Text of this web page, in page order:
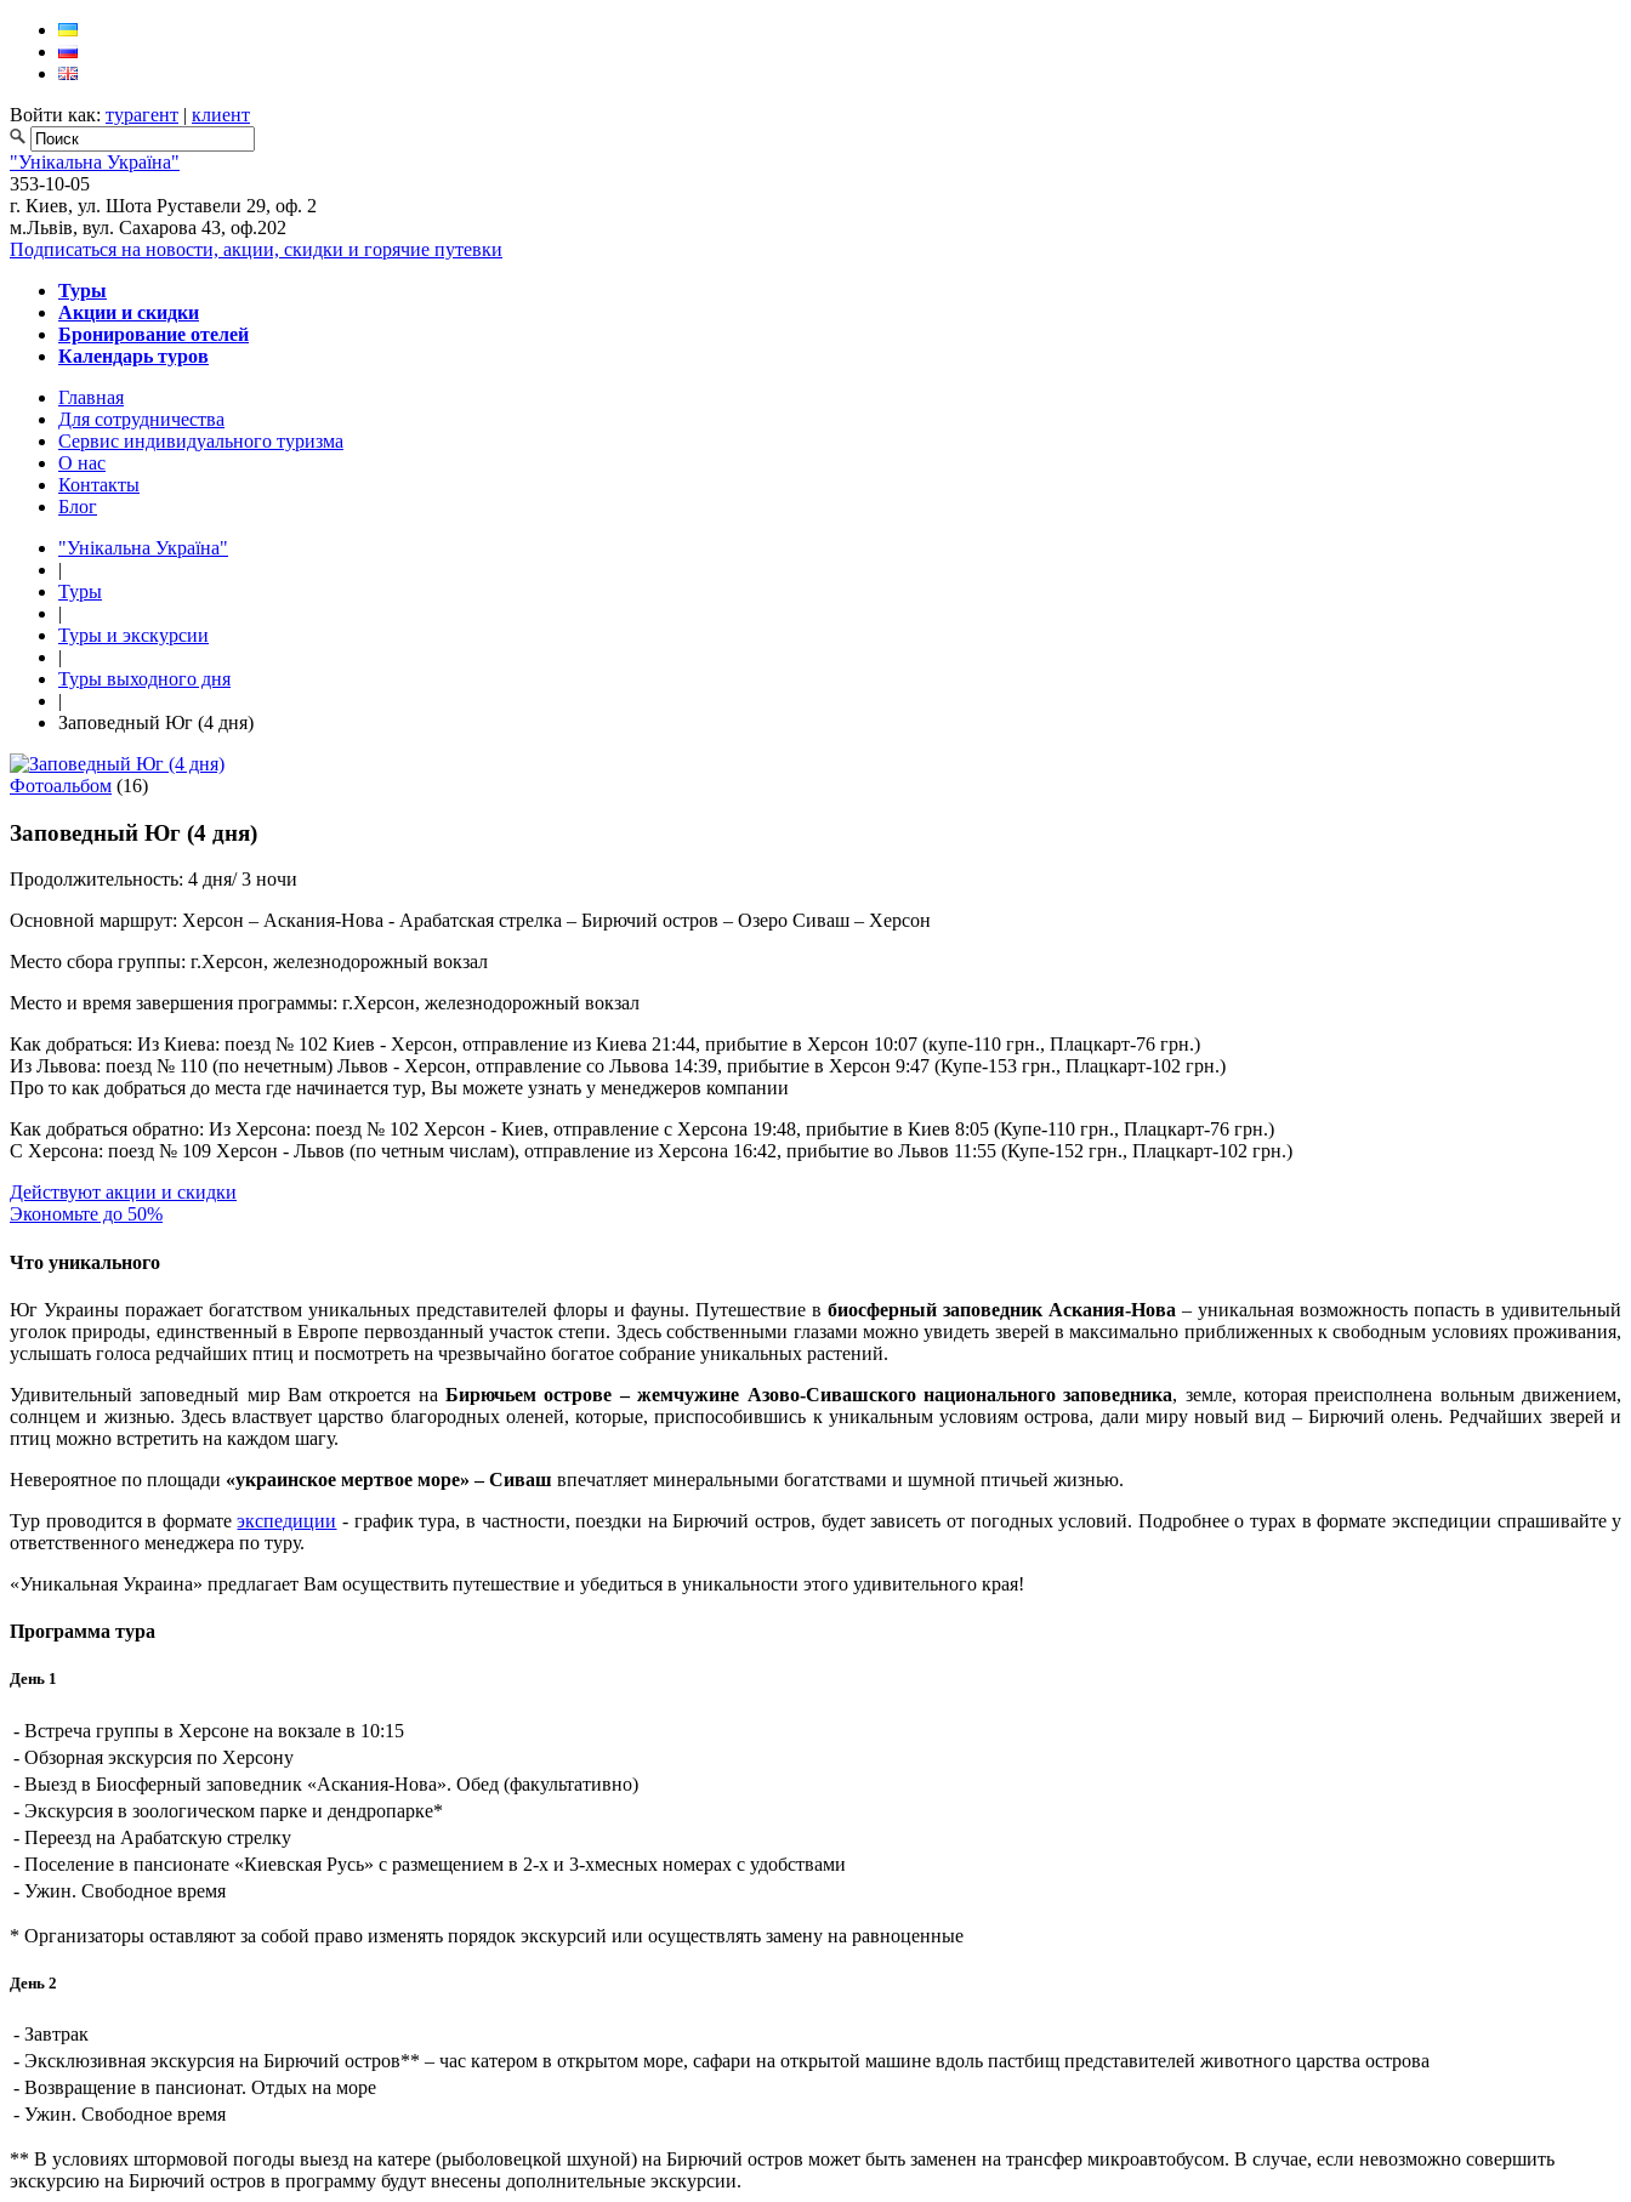
Войти как: турагент | клиент
"Унікальна Україна"
353-10-05
г. Киев, ул. Шота Руставели 29, оф. 2
м.Львів, вул. Сахарова 43, оф.202
Подписаться на новости, акции, скидки и горячие путевки
Туры
Акции и скидки
Бронирование отелей
Календарь туров
Главная
Для сотрудничества
Сервис индивидуального туризма
О нас
Контакты
Блог
"Унікальна Україна"
|
Туры
|
Туры и экскурсии
|
Туры выходного дня
|
Заповедный Юг (4 дня)
Фотоальбом (16)
Заповедный Юг (4 дня)
Продолжительность: 4 дня/ 3 ночи
Основной маршрут: Херсон – Аскания-Нова - Арабатская стрелка – Бирючий остров – Озеро Сиваш – Херсон
Место сбора группы: г.Херсон, железнодорожный вокзал
Место и время завершения программы: г.Херсон, железнодорожный вокзал
Как добраться: Из Киева: поезд № 102 Киев - Херсон, отправление из Киева 21:44, прибытие в Херсон 10:07 (купе-110 грн., Плацкарт-76 грн.)
Из Львова: поезд № 110 (по нечетным) Львов - Херсон, отправление со Львова 14:39, прибытие в Херсон 9:47 (Купе-153 грн., Плацкарт-102 грн.)
Про то как добраться до места где начинается тур, Вы можете узнать у менеджеров компании
Как добраться обратно: Из Херсона: поезд № 102 Херсон - Киев, отправление с Херсона 19:48, прибытие в Киев 8:05 (Купе-110 грн., Плацкарт-76 грн.)
С Херсона: поезд № 109 Херсон - Львов (по четным числам), отправление из Херсона 16:42, прибытие во Львов 11:55 (Купе-152 грн., Плацкарт-102 грн.)
Действуют акции и скидки
Экономьте до 50%
Что уникального
Юг Украины поражает богатством уникальных представителей флоры и фауны. Путешествие в биосферный заповедник Аскания-Нова – уникальная возможность попасть в удивительный
уголок природы, единственный в Европе первозданный участок степи. Здесь собственными глазами можно увидеть зверей в максимально приближенных к свободным условиях проживания,
услышать голоса редчайших птиц и посмотреть на чрезвычайно богатое собрание уникальных растений.
Удивительный заповедный мир Вам откроется наБирючьем острове – жемчужине Азово-Сивашского национального заповедника, земле, которая преисполнена вольным движением,
солнцем и жизнью. Здесь властвует царство благородных оленей, которые, приспособившись к уникальным условиям острова, дали миру новый вид – Бирючий олень. Редчайших зверей и
птиц можно встретить на каждом шагу.
Невероятное по площади «украинское мертвое море» – Сиваш впечатляет минеральными богатствами и шумной птичьей жизнью.
Тур проводится в формате экспедиции - график тура, в частности, поездки на Бирючий остров, будет зависеть от погодных условий. Подробнее о турах в формате экспедиции спрашивайте у
ответственного менеджера по туру.
«Уникальная Украина» предлагает Вам осуществить путешествие и убедиться в уникальности этого удивительного края!
Программа тура
День 1
- Встреча группы в Херсоне на вокзале в 10:15
- Обзорная экскурсия по Херсону
- Выезд в Биосферный заповедник «Аскания-Нова». Обед (факультативно)
- Экскурсия в зоологическом парке и дендропарке*
- Переезд на Арабатскую стрелку
- Поселение в пансионате «Киевская Русь» с размещением в 2-х и 3-хмесных номерах с удобствами
- Ужин. Свободное время
* Организаторы оставляют за собой право изменять порядок экскурсий или осуществлять замену на равноценные
День 2
- Завтрак
- Эксклюзивная экскурсия на Бирючий остров** – час катером в открытом море, сафари на открытой машине вдоль пастбищ представителей животного царства острова
- Возвращение в пансионат. Отдых на море
- Ужин. Свободное время
** В условиях штормовой погоды выезд на катере (рыболовецкой шхуной) на Бирючий остров может быть заменен на трансфер микроавтобусом. В случае, если невозможно совершить
экскурсию на Бирючий остров в программу будут внесены дополнительные экскурсии.